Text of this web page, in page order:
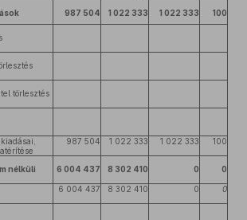
987 504 1 022 333 1 022 333 100
törlesztés
987 504 1 022 333 1 022 333 100
nélküli
6 004 437 8 302 410 0 0
6 004 437 8 302 410 0 0